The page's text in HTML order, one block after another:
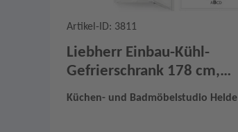
Artikel-ID: 3811
Liebherr Einbau-Kühl-
Gefrierschrank 178 cm,
IRCBNDi5123-22
Küchen- und Badmöbelstudio Helde